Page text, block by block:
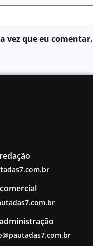
vez que eu comentar.